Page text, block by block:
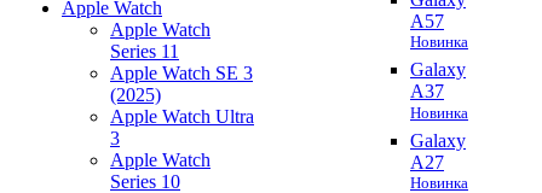
Apple Watch
Apple Watch
Series 11
Apple Watch SE 3
(2025)
Apple Watch Ultra
3
Apple Watch
Series 10
A57
Новинка
Galaxy
A37
Новинка
Galaxy
A27
Новинка